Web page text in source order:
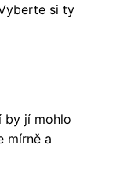
si ty
by jí mohlo
mírně a